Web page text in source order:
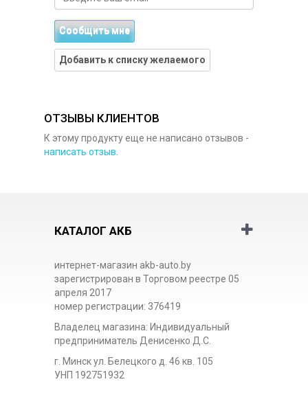
Сообщить мне
Добавить к списку желаемого
ОТЗЫВЫ КЛИЕНТОВ
К этому продукту еще не написано отзывов -
написать отзыв
КАТАЛОГ АКБ
интернет-магазин akb-auto.by
зарегистрирован в Торговом реестре 05
апреля 2017
номер регистрации: 376419
Владелец магазина: Индивидуальный
предприниматель Денисенко Д.С.
г. Минск ул. Белецкого д. 46 кв. 105
УНП 192751932